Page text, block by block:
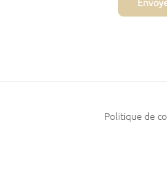
Politique de